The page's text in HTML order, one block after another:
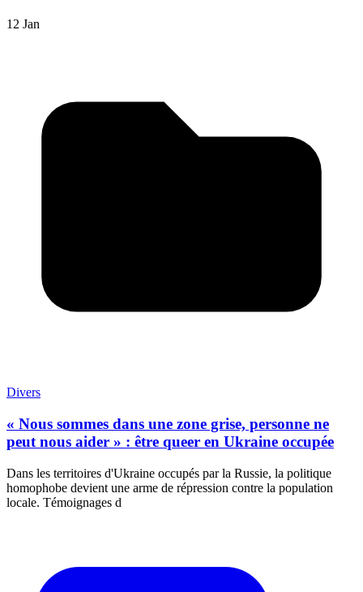
12 Jan
Divers
« Nous sommes dans une zone grise, personne ne
peut nous aider » : être queer en Ukraine occupée
Dans les territoires d'Ukraine occupés par la Russie, la politique
homophobe devient une arme de répression contre la population
locale. Témoignages d